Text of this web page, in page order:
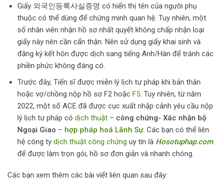
Giấy 외국인등록사실증명 có hiển thị tên của người phụ
thuộc có thể dùng để chứng minh quan hệ. Tuy nhiên, một
số nhân viên nhận hồ sơ nhất quyết không chấp nhận loại
giấy này nên cần cẩn thận. Nên sử dụng giấy khai sinh và
đăng ký kết hôn được dịch sang tiếng Anh/Hàn để tránh các
phiền phức không đáng có.
Trước đây, Tiến sĩ được miễn lý lịch tư pháp khi bản thân
hoặc vợ/chồng nộp hồ sơ F2 hoặc F5. Tuy nhiên, từ năm
2022, một số ACE đã được cục xuất nhập cảnh yêu cầu nộp
lý lịch tư pháp có dịch thuật– công chứng- Xác nhận bộ
Ngoại Giao – hợp pháp hoá Lãnh Sự. Các bạn có thể liên
hệ công ty dịch thuật công chứng uy tín là Hosotuphap.com
để được làm trọn gói, hồ sơ đơn giản và nhanh chóng.
Các bạn xem thêm các bài viết liên quan sau đây: